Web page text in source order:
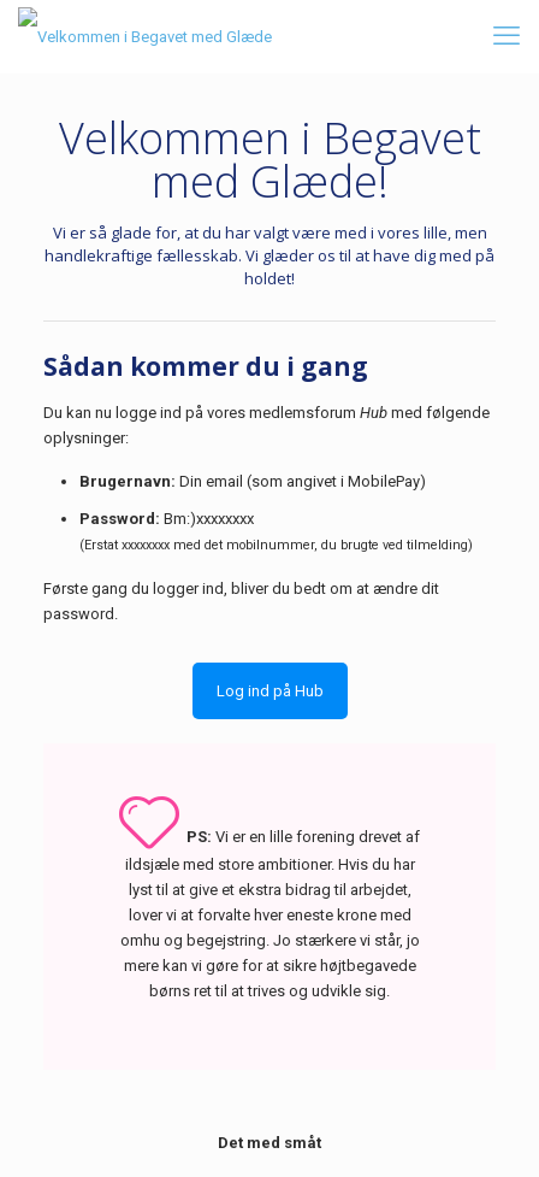
Velkommen i Begavet
med Glæde!
Vi er så glade for, at du har valgt være med i vores lille, men
handlekraftige fællesskab. Vi glæder os til at have dig med på
holdet!
Sådan kommer du i gang
Du kan nu logge ind på vores medlemsforum Hubmed følgende
oplysninger:
Brugernavn: Din email (som angivet i MobilePay)
Password: Bm:)xxxxxxxx
(Erstat xxxxxxxx med det mobilnummer, du brugte ved tilmelding)
Første gang du logger ind, bliver du bedt om at ændre dit
password.
Log ind på Hub
PS: Vi er en lille forening drevet af
ildsjæle med store ambitioner. Hvis du har
lyst til at give et ekstra bidrag til arbejdet,
lover vi at forvalte hver eneste krone med
omhu og begejstring. Jo stærkere vi står, jo
mere kan vi gøre for at sikre højtbegavede
børns ret til at trives og udvikle sig.
Det med småt